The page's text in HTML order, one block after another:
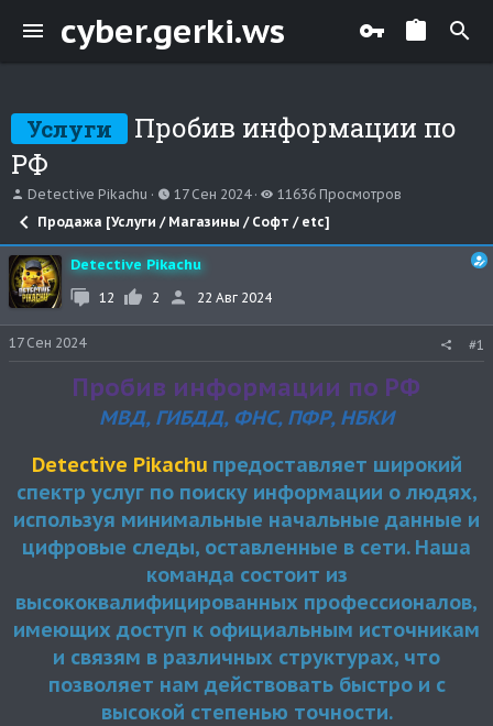
cyber.gerki.ws
Услуги
Пробив информации по
РФ
А
т
о
р
т
е
ы
Detective Pikachu
Д
т
а
н
ч
17 Сен 2024
П
о
с
11636 Просмотров
Продажа [Услуги / Магазины / Софт / etc]
Detective Pikachu
12 2 22 Авг 2024
17 Сен 2024 #1
Пробив информации по РФ
МВД, ГИБДД, ФНС, ПФР, НБКИ
Detective Pikachu предоставляет широкий
спектр услуг по поиску информации о людях,
используя минимальные начальные данные и
цифровые следы, оставленные в сети. Наша
команда состоит из
высококвалифицированных профессионалов,
имеющих доступ к официальным источникам
и связям в различных структурах, что
позволяет нам действовать быстро и с
высокой степенью точности.